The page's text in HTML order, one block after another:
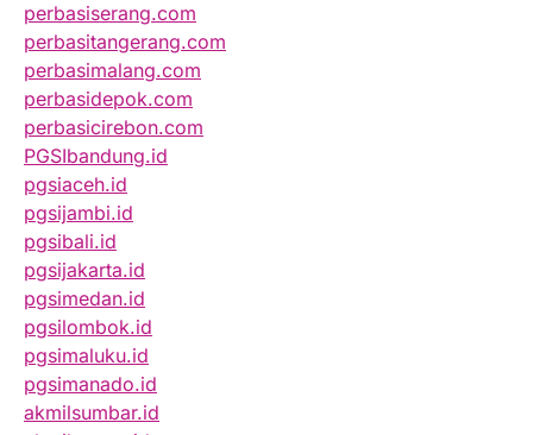
perbasiserang.com
perbasitangerang.com
perbasimalang.com
perbasidepok.com
perbasicirebon.com
PGSIbandung.id
pgsiaceh.id
pgsijambi.id
pgsibali.id
pgsijakarta.id
pgsimedan.id
pgsilombok.id
pgsimaluku.id
pgsimanado.id
akmilsumbar.id